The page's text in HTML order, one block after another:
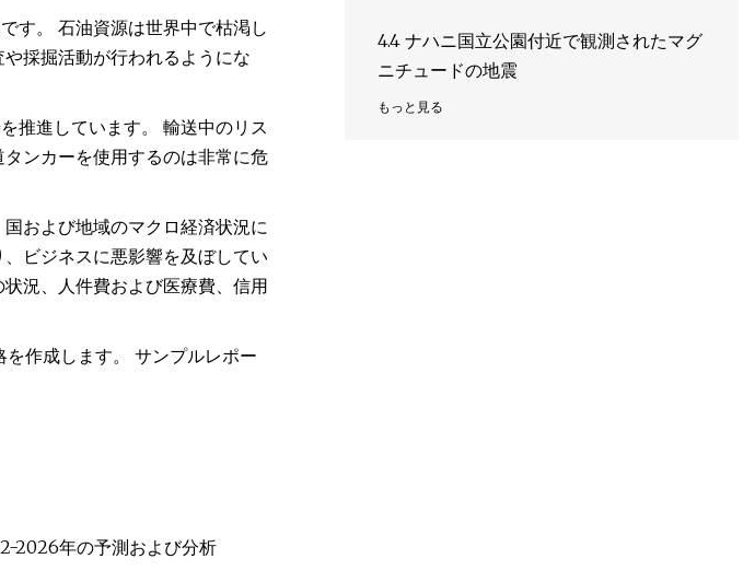
す。 石油資源は世界中で枯渇し
採掘活動が行われるようにな
推進しています。 輸送中のリス
ンカーを使用するのは非常に危
および地域のマクロ経済状況に
ビジネスに悪影響を及ぼしてい
況、人件費および医療費、信用
作成します。 サンプルレポー
2026年の予測および分析
4.4 ナハニ国立公園付近で観測されたマグ
ニチュードの地震
もっと見る